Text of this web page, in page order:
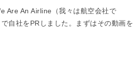
Are An Airline（我々は航空会社で
自社をPRしました。まずはその動画を